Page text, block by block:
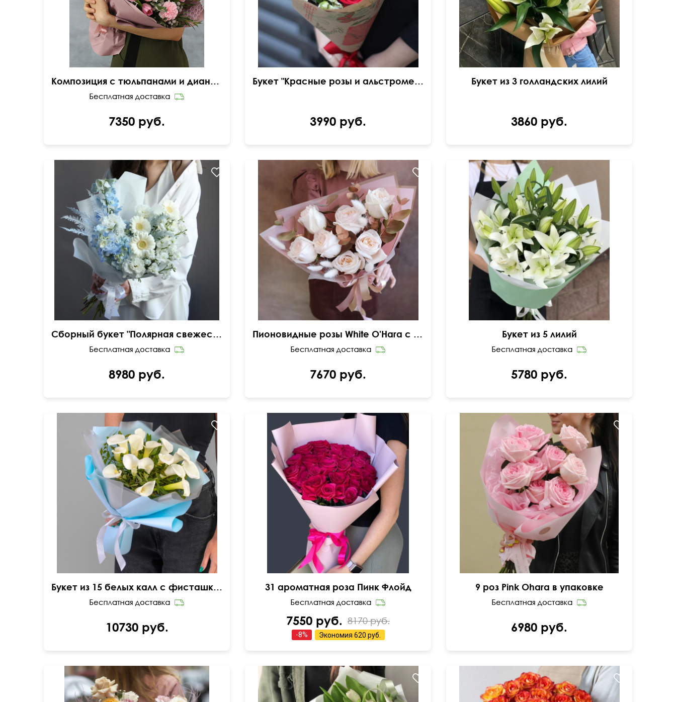
Композиция с тюльпанами и диантусами "Пируэт"
7350 руб.
Букет "Красные розы и альстромерия"
3990 руб.
Букет из 3 голландских лилий
3860 руб.
Дельфиниум, эустома, маттиола, амбрелла,
упаковка, лента...
Сборный букет "Полярная свежесть"
8980 руб.
С позолоченным эвкалиптом
Пионовидные розы White O'Hara с лагурусом
7670 руб.
Можем добавить гипсофилу.
Букет из 5 лилий
5780 руб.
Букет из 15 белых калл с фисташкой в упаковке
10730 руб.
55 см 40 см
31 ароматная роза Пинк Флойд
7550 руб. 8170 руб.
-8% Экономия 620 руб.
40 см 35 см
9 роз Pink Ohara в упаковке
6980 руб.